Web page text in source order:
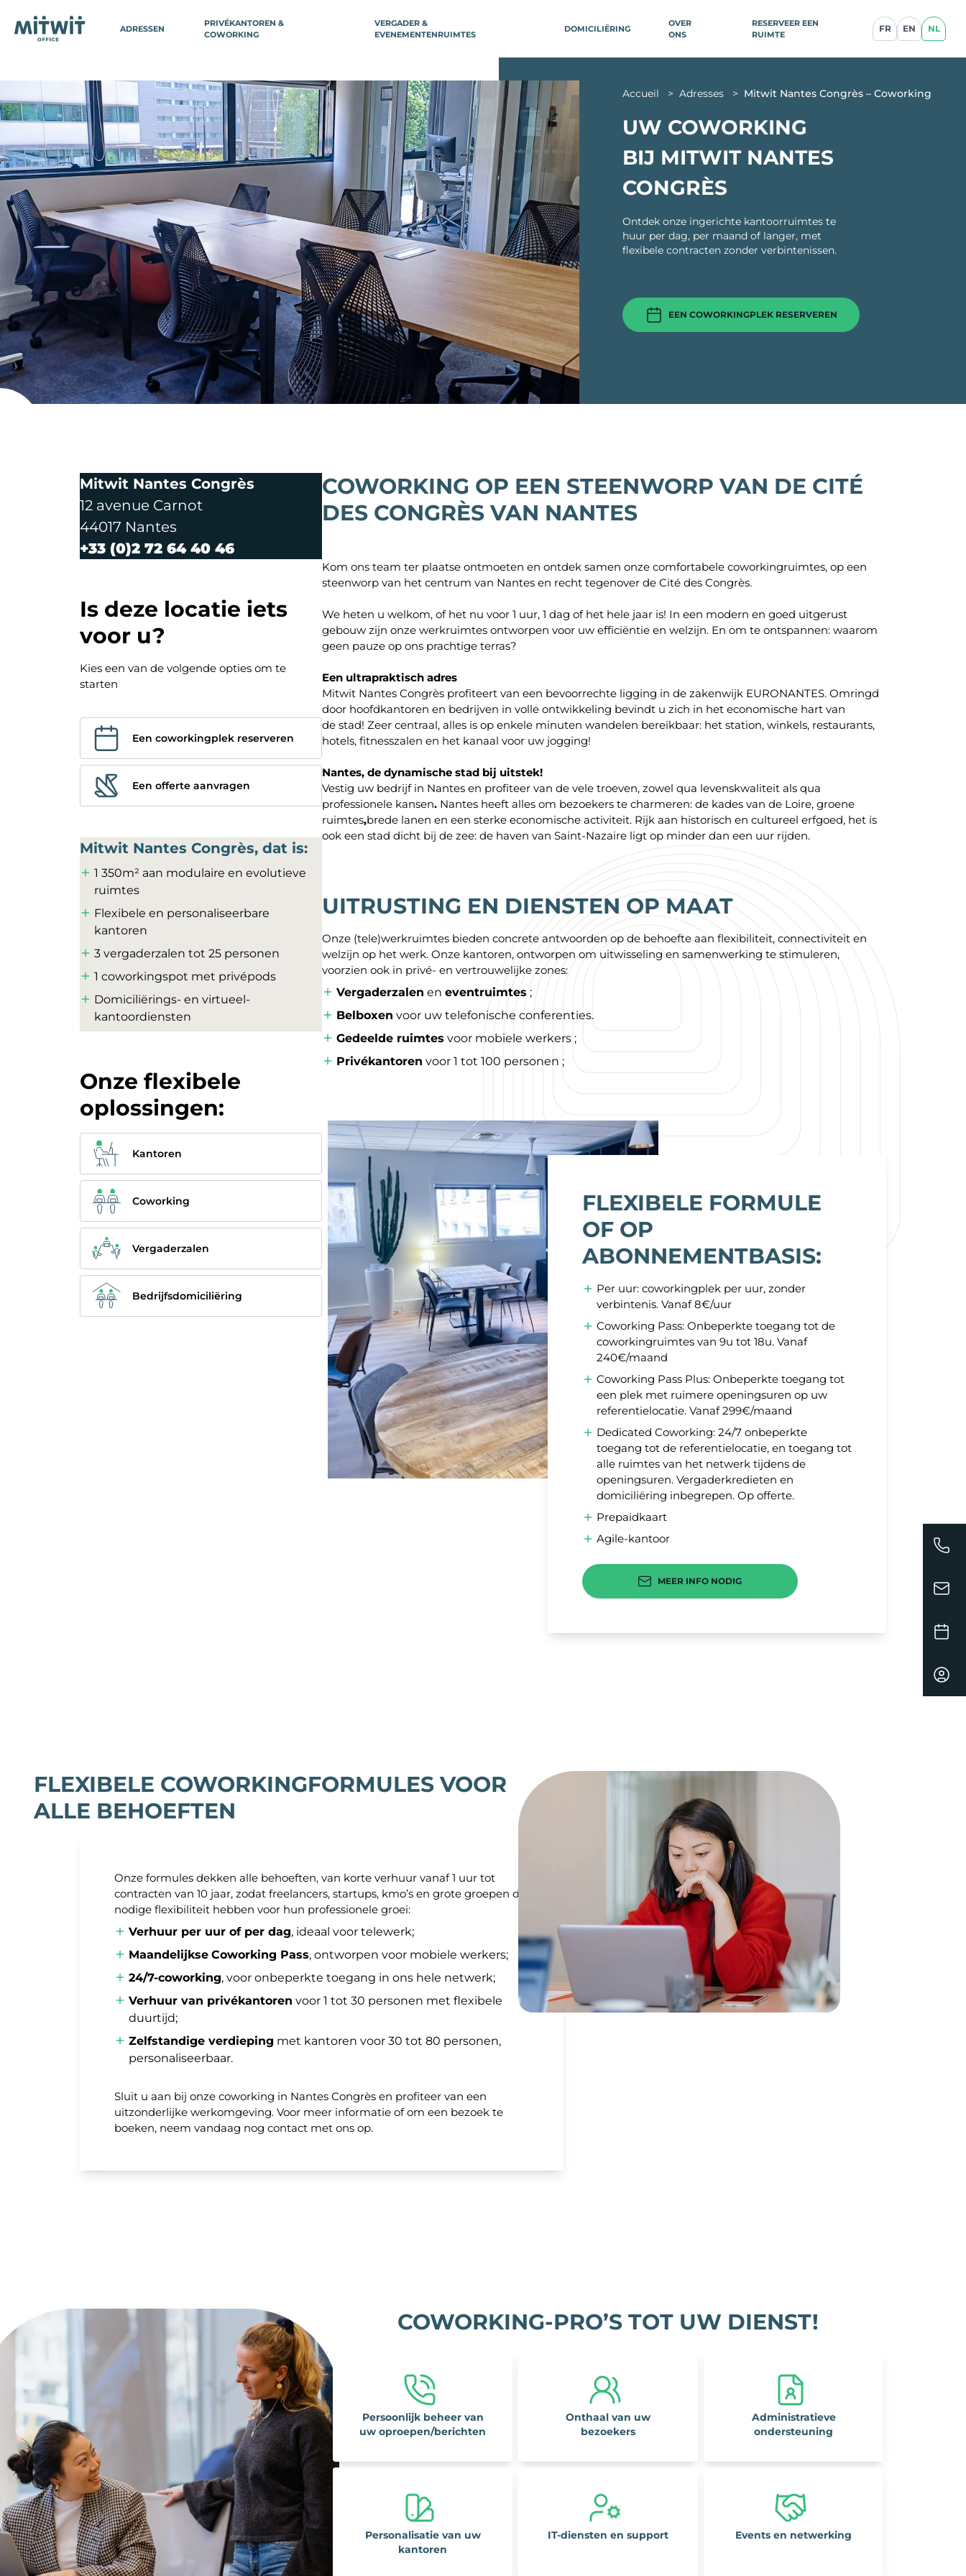
ADRESSEN
BELGIË
Antwerpen
Brussel
Brussel Louizalaan
Brussel EU-parlement
Waver Noord
ZWITSERLAND
Genève
FRANKRIJK
Parijs
Parijs 3 - Châtelet
Parijs 3 - Marais République
Parijs 3 - Sentier Sébastopol
Parijs 8 - Gare Saint-Lazare
Parijs 8 - Colisée
(Domiciliëring)
Parijs 9 - Victoire
Parijs 11 - Bastille
Parijs 12 - Gare de Lyon
Parijs 14 - Vavin
Parijs 14 - Porte d’Orléans
Parijs 15 - Gare Montparnasse
Parijs 17 - Grande Armée
ILE-DE-FRANCE
Boulogne-Billancourt
Neuilly-sur-Seine
REGIO'S
Bordeaux République
Victoire
Dijon
Lille
Lille Flandres Station
Lille Grand Place
Lille Noord (Marcq-en-
Baroeul)
Lille Europe
Lyon Part-Dieu
Lyon Bellecour
Marseille
Nantes Congrès
Nantes Route de Paris
Nice
Toulouse Ramblas
Toulouse Saint-Aubin
Parijs
Gare Saint-Lazare
Gare Montparnasse
Station
Brussel Centraal Station
Nice Gare Thiers
PRIVÉKANTOREN &
COWORKING
VERGADER &
EVENEMENTENRUIMTES
DOMICILIËRING
OVER
ONS
RESERVEER EEN
RUIMTE
FR EN NL
Accueil > Adresses > Mitwit Nantes Congrès – Coworking
UW COWORKING
BIJ MITWIT NANTES
CONGRÈS
Ontdek onze ingerichte kantoorruimtes te
huur per dag, per maand of langer, met
flexibele contracten zonder verbintenissen.
EEN COWORKINGPLEK RESERVEREN
Mitwit Nantes Congrès
12 avenue Carnot
44017 Nantes
+33 (0)2 72 64 40 46
Is deze locatie iets
voor u?
Kies een van de volgende opties om te
starten
Een coworkingplek reserveren
Een offerte aanvragen
Mitwit Nantes Congrès, dat is:
1 350m² aan modulaire en evolutieve
ruimtes
Flexibele en personaliseerbare
kantoren
3 vergaderzalen tot 25 personen
1 coworkingspot met privépods
Domiciliërings- en virtueel-
kantoordiensten
Onze flexibele
oplossingen:
Kantoren
Coworking
Vergaderzalen
Bedrijfsdomiciliëring
COWORKING OP EEN STEENWORP VAN DE CITÉ
DES CONGRÈS VAN NANTES
Kom ons team ter plaatse ontmoeten en ontdek samen onze comfortabele coworkingruimtes, op een
steenworp van het centrum van Nantes en recht tegenover de Cité des Congrès.
We heten u welkom, of het nu voor 1 uur, 1 dag of het hele jaar is! In een modern en goed uitgerust
gebouw zijn onze werkruimtes ontworpen voor uw efficiëntie en welzijn. En om te ontspannen: waarom
geen pauze op ons prachtige terras?
Een ultrapraktisch adres
Mitwit Nantes Congrès profiteert van een bevoorrechte ligging in de zakenwijk EURONANTES. Omringd
door hoofdkantoren en bedrijven in volle ontwikkeling bevindt u zich in het economische hart van
de stad! Zeer centraal, alles is op enkele minuten wandelen bereikbaar: het station, winkels, restaurants,
hotels, fitnesszalen en het kanaal voor uw jogging!
Nantes, dedynamischestad bij uitstek!
Vestig uw bedrijf in Nantes en profiteer van de vele troeven, zowel qua levenskwaliteit als qua
professionele kansen.Nantes heeft alles om bezoekers te charmeren: de kades van de Loire, groene
ruimtes,brede lanen en een sterke economische activiteit. Rijk aan historisch en cultureel erfgoed, het is
ook een stad dicht bij de zee: de haven van Saint-Nazaire ligt op minder dan een uur rijden.
UITRUSTING EN DIENSTEN OP MAAT
Onze (tele)werkruimtes bieden concrete antwoorden op de behoefte aan flexibiliteit, connectiviteit en
welzijn op het werk. Onze kantoren, ontworpen om uitwisseling en samenwerking te stimuleren,
voorzien ook in privé- en vertrouwelijke zones:
Vergaderzalen en eventruimtes;
Belboxen voor uw telefonische conferenties.
Gedeelde ruimtes voor mobiele werkers ;
Privékantoren voor 1 tot 100 personen ;
FLEXIBELE FORMULE
OF OP
ABONNEMENTBASIS:
Per uur: coworkingplek per uur, zonder
verbintenis. Vanaf 8€/uur
Coworking Pass: Onbeperkte toegang tot de
coworkingruimtes van 9u tot 18u. Vanaf
240€/maand
Coworking Pass Plus: Onbeperkte toegang tot
een plek met ruimere openingsuren op uw
referentielocatie. Vanaf 299€/maand
Dedicated Coworking: 24/7 onbeperkte
toegang tot de referentielocatie, en toegang tot
alle ruimtes van het netwerk tijdens de
openingsuren. Vergaderkredieten en
domiciliëring inbegrepen. Op offerte.
Prepaidkaart
Agile-kantoor
MEER INFO NODIG
FLEXIBELE COWORKINGFORMULES VOOR
ALLE BEHOEFTEN
Onze formules dekken alle behoeften, van korte verhuur vanaf 1 uur tot
contracten van 10 jaar, zodat freelancers, startups, kmo’s en grote groepen de
nodige flexibiliteit hebben voor hun professionele groei:
Verhuur per uur of per dag, ideaal voor telewerk;
Maandelijkse Coworking Pass, ontworpen voor mobiele werkers;
24/7-coworking, voor onbeperkte toegang in ons hele netwerk;
Verhuur van privékantoren voor 1 tot 30 personen met flexibele
duurtijd;
Zelfstandige verdieping met kantoren voor 30 tot 80 personen,
personaliseerbaar.
Sluit u aan bij onze coworking in Nantes Congrès en profiteer van een
uitzonderlijke werkomgeving. Voor meer informatie of om een bezoek te
boeken, neem vandaag nog contact met ons op.
COWORKING-PRO’S TOT UW DIENST!
Persoonlijk beheer van
uw oproepen/berichten
Onthaal van uw
bezoekers
Administratieve
ondersteuning
Personalisatie van uw
kantoren
IT-diensten en support Events en netwerking
+41 (0) 22 561 84 00